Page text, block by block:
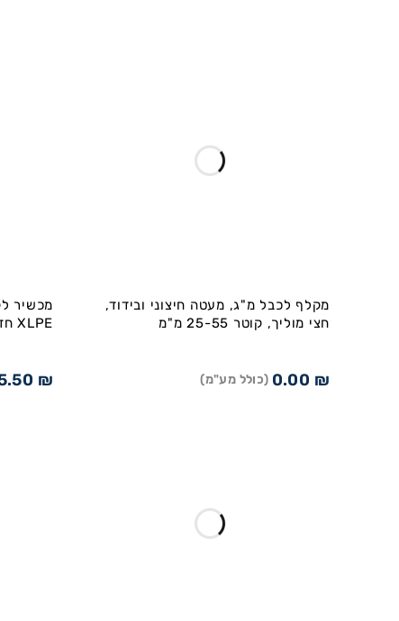
מקלף לכבל מ"ג, מעטה חיצוני ובידוד,
חצי מוליך, קוטר 25-55 מ"מ
0.00 ₪ (כולל מע"מ)
מכשיר
XLPE חד גידי קוטר : 20-54 מ"מ
₪